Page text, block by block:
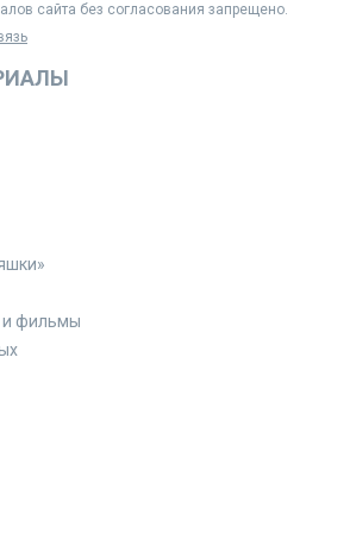
сайта без согласования запрещено.
и фильмы